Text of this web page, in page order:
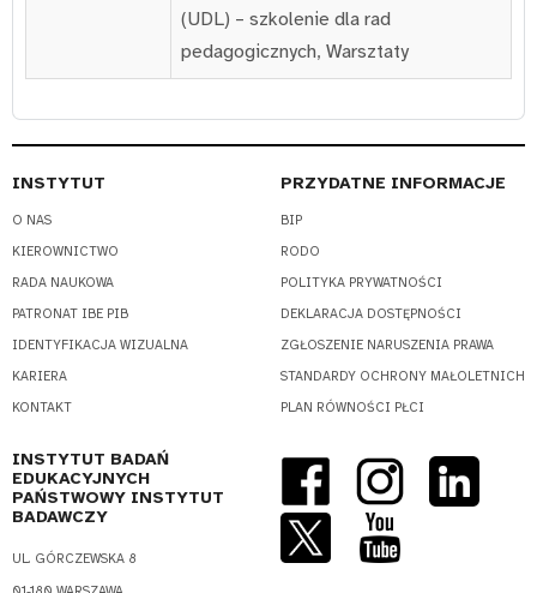
(UDL) – szkolenie dla rad
pedagogicznych, Warsztaty
INSTYTUT
O NAS
KIEROWNICTWO
RADA NAUKOWA
PATRONAT IBE PIB
IDENTYFIKACJA WIZUALNA
KARIERA
KONTAKT
PRZYDATNE INFORMACJE
BIP
RODO
POLITYKA PRYWATNOŚCI
DEKLARACJA DOSTĘPNOŚCI
ZGŁOSZENIE NARUSZENIA PRAWA
STANDARDY OCHRONY MAŁOLETNICH
PLAN RÓWNOŚCI PŁCI
INSTYTUT BADAŃ
EDUKACYJNYCH
PAŃSTWOWY INSTYTUT
BADAWCZY
UL. GÓRCZEWSKA 8